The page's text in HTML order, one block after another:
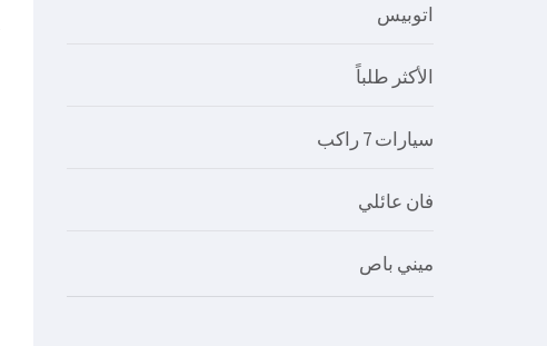
اتوبيس
الأكثر طلباً
سيارات 7 راكب
فان عائلي
ميني باص